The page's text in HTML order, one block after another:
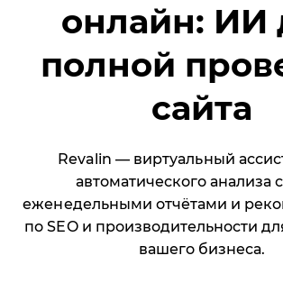
онлайн: ИИ
полной
сайта
Revalin — виртуальный
автоматического анализа
еженедельными отчётами и
по SEO и производительности
вашего бизнеса.